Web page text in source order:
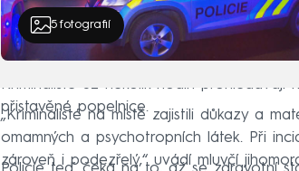
5fotografií
Kriminalisté už několik hodin prohledávají
přistavěné popelnice.
„Kriminalisté na místě zajistili důkazy a
omamných a psychotropních látek. Při
zároveň i podezřelý,“ uvádí mluvčí